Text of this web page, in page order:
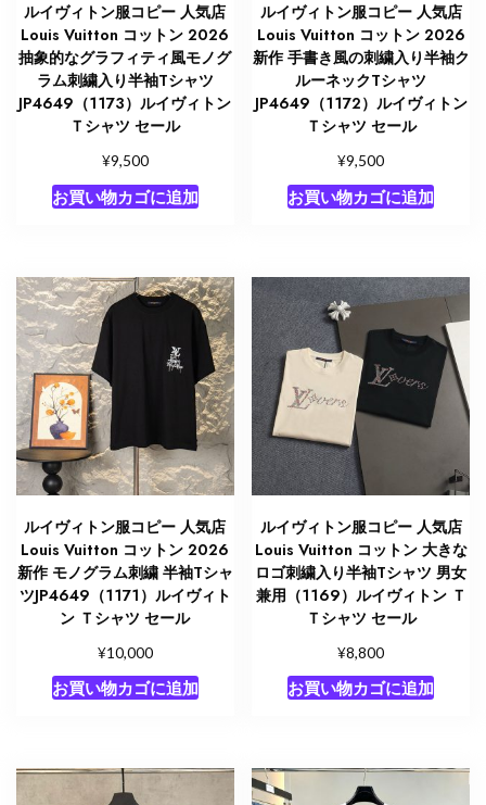
ルイヴィトン服コピー 人気店
Louis Vuitton コットン 2026
抽象的なグラフィティ風モノグ
ラム刺繍入り半袖Tシャツ
JP4649（1173）ルイヴィトン
Ｔシャツ セール
¥9,500
お買い物カゴに追加
ルイヴィトン服コピー 人気店
Louis Vuitton コットン 2026
新作 手書き風の刺繍入り半袖ク
ルーネックTシャツ
JP4649（1172）ルイヴィトン
Ｔシャツ セール
¥9,500
お買い物カゴに追加
ルイヴィトン服コピー 人気店
Louis Vuitton コットン 2026
新作 モノグラム刺繍 半袖Tシャ
ツJP4649（1171）ルイヴィト
ン Ｔシャツ セール
¥10,000
お買い物カゴに追加
ルイヴィトン服コピー 人気店
Louis Vuitton コットン 大きな
ロゴ刺繍入り半袖Tシャツ 男女
兼用（1169）ルイヴィトン Ｔ
Ｔシャツ セール
¥8,800
お買い物カゴに追加